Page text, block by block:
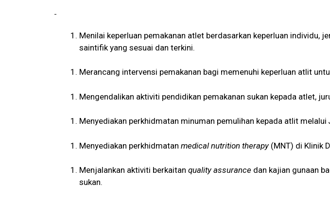
Menilai keperluan pemakanan atlet berdasarkan keperluan individu,
saintifik yang sesuai dan terkini.
Merancang intervensi pemakanan bagi memenuhi keperluan atlit
Mengendalikan aktiviti pendidikan pemakanan sukan kepada atlet,
Menyediakan perkhidmatan minuman pemulihan kepada atlit melalui
Menyediakan perkhidmatan medical nutrition therapy(MNT) di Klinik
Menjalankan aktiviti berkaitan quality assurance dan kajian gunaan
sukan.